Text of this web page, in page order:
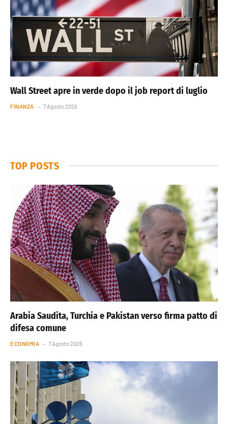
Wall Street apre in verde dopo il job report di luglio
FINANZA 7 Agosto 2026
TOP POSTS
Arabia Saudita, Turchia e Pakistan verso firma patto di
difesa comune
ECONOMIA 7 Agosto 2026